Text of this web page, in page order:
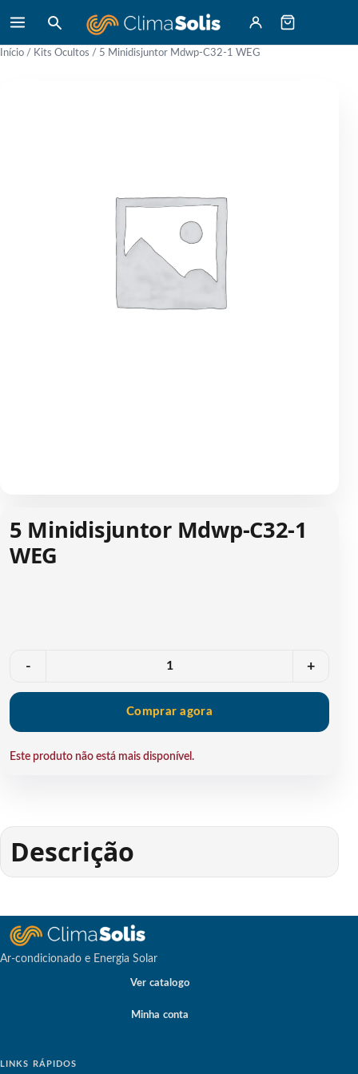
Início / Kits Ocultos / 5 Minidisjuntor Mdwp-C32-1 WEG
5 Minidisjuntor Mdwp-C32-1
WEG
- +
Comprar agora
Este produto não está mais disponível.
Descrição
Ar-condicionado e Energia Solar
Ver catalogo
Minha conta
LINKS RÁPIDOS